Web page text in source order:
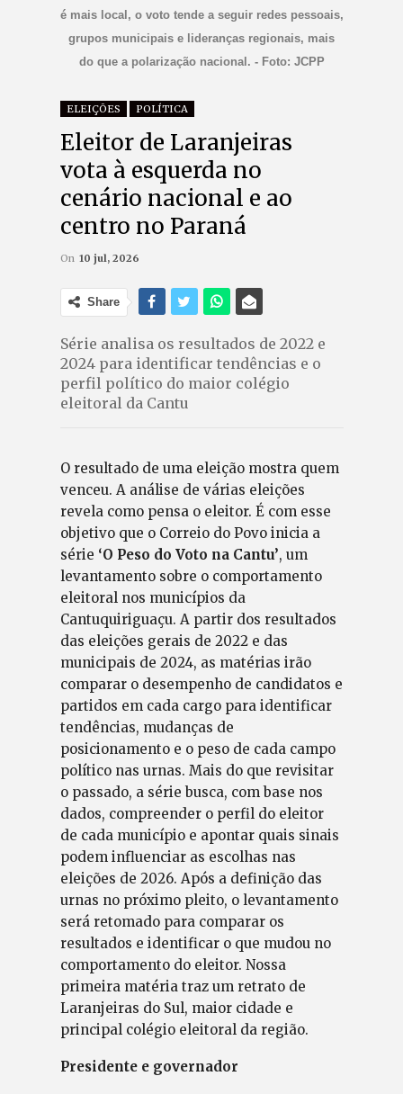
é mais local, o voto tende a seguir redes pessoais,
grupos municipais e lideranças regionais, mais
do que a polarização nacional. - Foto: JCPP
ELEIÇÕES POLÍTICA
Eleitor de Laranjeiras
vota à esquerda no
cenário nacional e ao
centro no Paraná
On 10 jul, 2026
Share
Série analisa os resultados de 2022 e
2024 para identificar tendências e o
perfil político do maior colégio
eleitoral da Cantu
O resultado de uma eleição mostra quem
venceu. A análise de várias eleições
revela como pensa o eleitor. É com esse
objetivo que o Correio do Povo inicia a
série ‘O Peso do Voto na Cantu’, um
levantamento sobre o comportamento
eleitoral nos municípios da
Cantuquiriguaçu. A partir dos resultados
das eleições gerais de 2022 e das
municipais de 2024, as matérias irão
comparar o desempenho de candidatos e
partidos em cada cargo para identificar
tendências, mudanças de
posicionamento e o peso de cada campo
político nas urnas. Mais do que revisitar
o passado, a série busca, com base nos
dados, compreender o perfil do eleitor
de cada município e apontar quais sinais
podem influenciar as escolhas nas
eleições de 2026. Após a definição das
urnas no próximo pleito, o levantamento
será retomado para comparar os
resultados e identificar o que mudou no
comportamento do eleitor. Nossa
primeira matéria traz um retrato de
Laranjeiras do Sul, maior cidade e
principal colégio eleitoral da região.
Presidente e governador